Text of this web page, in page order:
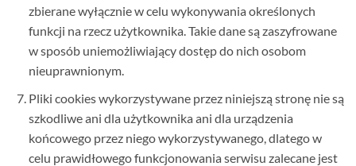
zbierane wyłącznie w celu wykonywania określonych
funkcji na rzecz użytkownika. Takie dane są zaszyfrowane
w sposób uniemożliwiający dostęp do nich osobom
nieuprawnionym.
Pliki cookies wykorzystywane przez niniejszą stronę nie są
szkodliwe ani dla użytkownika ani dla urządzenia
końcowego przez niego wykorzystywanego, dlatego w
celu prawidłowego funkcjonowania serwisu zalecane jest